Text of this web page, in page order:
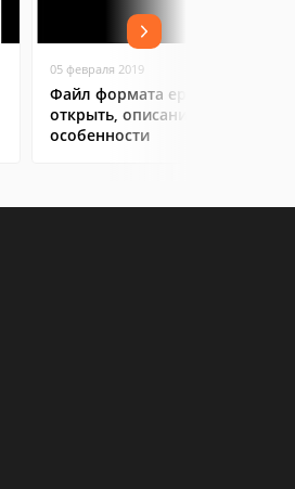
05 февраля 2019
Файл формата eps: чем
открыть, описание,
особенности